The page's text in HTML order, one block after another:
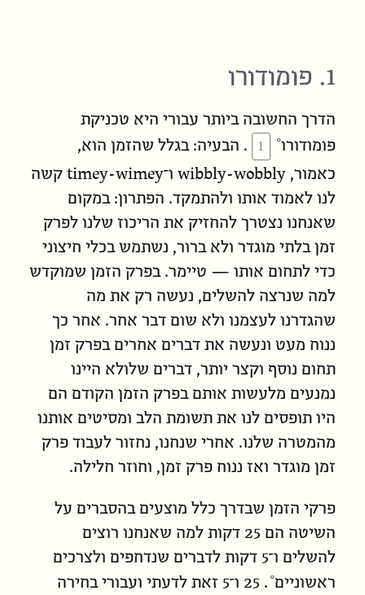
1. פומודורו
הדרך החשובה ביותר עבורי היא טכניקת
פומודורו
. הבעיה: בגלל שהזמן הוא,
כאמור, wibbly-wobblyו־timey-wimeyקשה
לנו לאמוד אותו ולהתמקד. הפתרון: במקום
שאנחנו נצטרך להחזיק את הריכוז שלנו לפרק
זמן בלתי מוגדר ולא ברור, נשתמש בכלי חיצוני
כדי לתחום אותו — טיימר. בפרק הזמן שמוקדש
למה שנרצה להשלים, נעשה רק את מה
שהגדרנו לעצמנו ולא שום דבר אחר. אחר כך
ננוח מעט ונעשה את דברים אחרים בפרק זמן
תחום נוסף וקצר יותר, דברים שלולא היינו
נמנעים מלעשות אותם בפרק הזמן הקודם הם
היו תופסים לנו את תשומת הלב ומסיטים אותנו
מהמטרה שלנו. אחרי שנחנו, נחזור לעבוד פרק
זמן מוגדר ואז ננוח פרק זמן, וחוזר חלילה.
פרקי הזמן שבדרך כלל מוצעים בהסברים על
השיטה הם 25 דקות למה שאנחנו
רוצים
להשלים ו־5 דקות לדברים שנדחפים ול
צרכים
ראשוניים
. 25 ו־5 זאת לדעתי ועבורי בחירה